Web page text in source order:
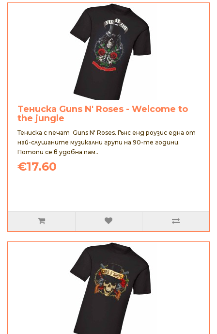
Тениска Guns N' Roses - Welcome to
the jungle
Тениска с печат Guns N' Roses. Гънс енд роузис една от
най-слушаните музикални групи на 90-те години.
Потопи се в удобна пам..
€17.60